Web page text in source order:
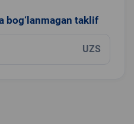
bog‘lanmagan taklif
UZS